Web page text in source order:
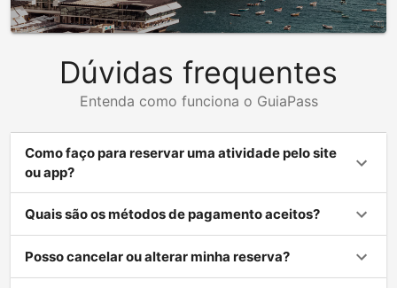
Dúvidas frequentes
Entenda como funciona o GuiaPass
Como faço para reservar uma atividade pelo site
ou app?
Quais são os métodos de pagamento aceitos?
Posso cancelar ou alterar minha reserva?